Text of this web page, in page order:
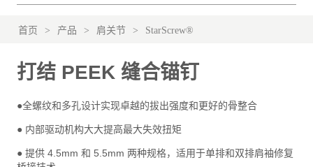
首页 > 产品 > 肩关节 > StarScrew®